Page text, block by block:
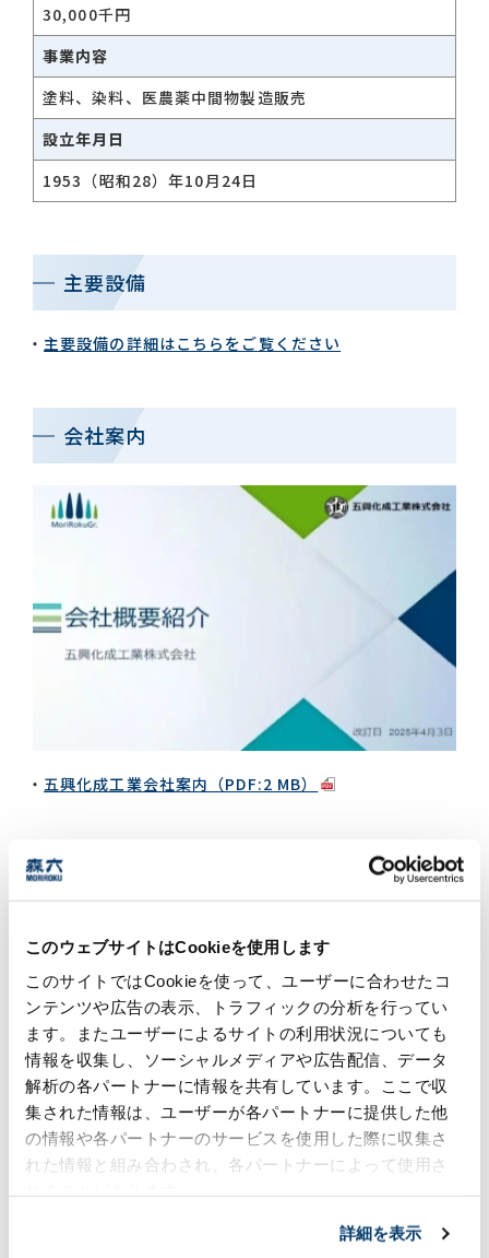
このウェブサイトはCookieを使用します
このサイトではCookieを使って、ユーザーに合わせたコ
ンテンツや広告の表示、トラフィックの分析を行ってい
ます。またユーザーによるサイトの利用状況についても
情報を収集し、ソーシャルメディアや広告配信、データ
解析の各パートナーに情報を共有しています。ここで収
集された情報は、ユーザーが各パートナーに提供した他
の情報や各パートナーのサービスを使用した際に収集さ
れた情報と組み合わされ、各パートナーによって使用さ
詳細を表示
30,000千円
事業内容
塗料、染料、医農薬中間物製造販売
設立年月日
1953（昭和28）年10月24日
主要設備
主要設備の詳細はこちらをご覧ください
会社案内
五興化成工業会社案内（PDF:2 MB）
関連リンク